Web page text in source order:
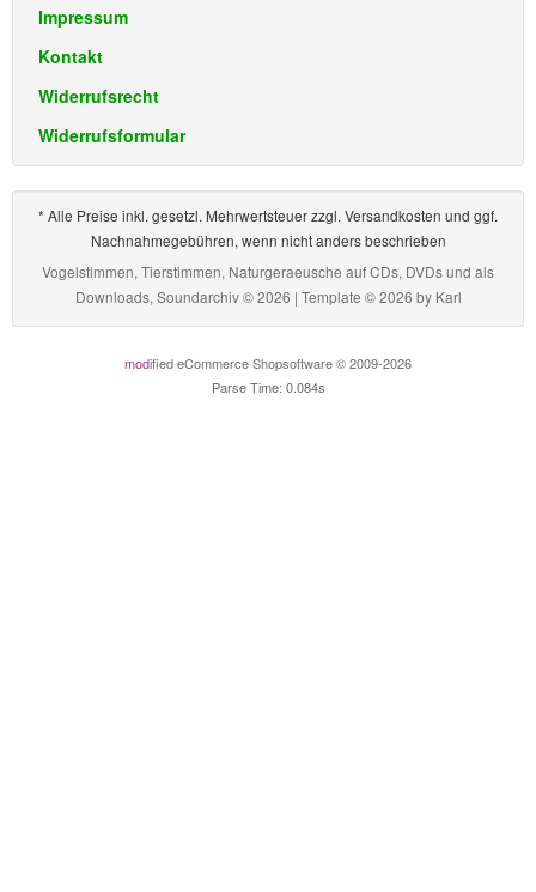
Impressum
Kontakt
Widerrufsrecht
Widerrufsformular
* Alle Preise inkl. gesetzl. Mehrwertsteuer zzgl. Versandkosten und ggf.
Nachnahmegebühren, wenn nicht anders beschrieben
Vogelstimmen, Tierstimmen, Naturgeraeusche auf CDs, DVDs und als
Downloads, Soundarchiv © 2026 | Template © 2026 by Karl
modified eCommerce Shopsoftware © 2009-2026
Parse Time: 0.084s